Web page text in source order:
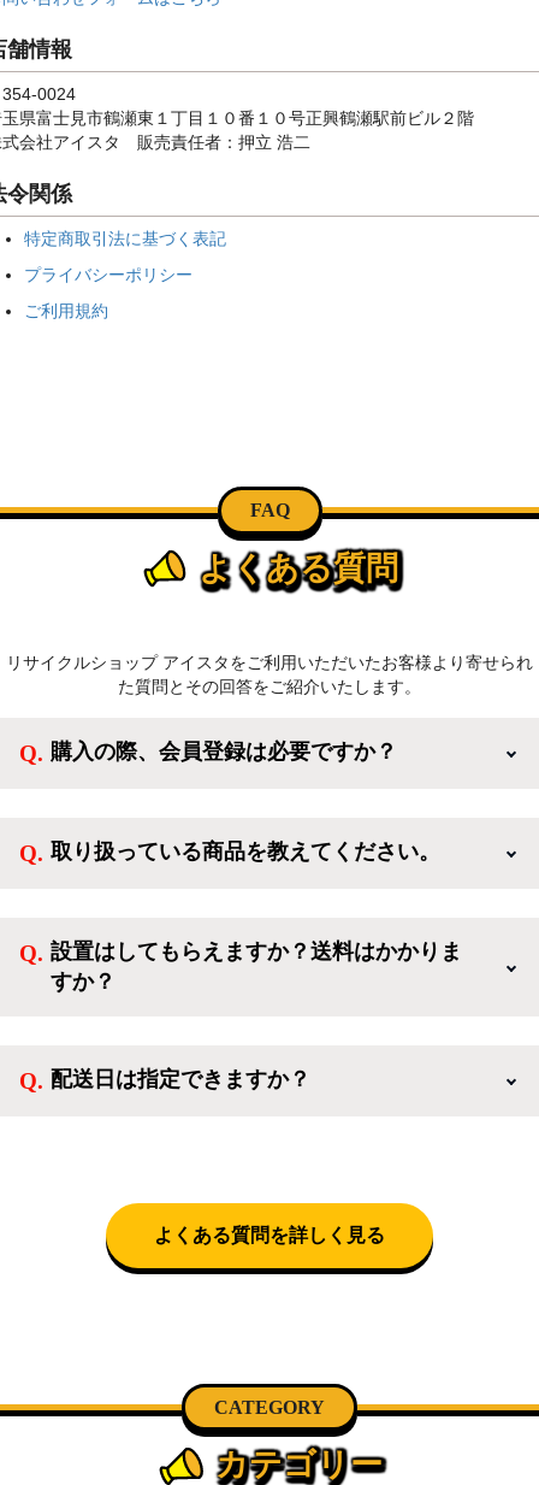
舗情報
0024
県富士見市鶴瀬東１丁目１０番１０号正興鶴瀬駅前ビル２階
会社アイスタ 販売責任者：押立 浩二
令関係
特定商取引法に基づく表記
プライバシーポリシー
ご利用規約
FAQ
よくある質問
リサイクルショップ アイスタをご利用いただいたお客様より寄せられ
た質問とその回答をご紹介いたします。
購入の際、会員登録は必要ですか？
方、登録しなくてもカートに商品を入れた後、ログイ
取り扱っている商品を教えてください。
活を応援するような家電セットから、季節・空調家
電、調理家電、生活家電まで、幅広く中古家電を取り
設置はしてもらえますか？送料はかかりま
すか？
神奈川・千葉)において自社配送を選択いただくこと
配送日は指定できますか？
話にて日時決定に関するご連絡をさせて頂きます。
よくある質問を詳しく見る
CATEGORY
カテゴリー